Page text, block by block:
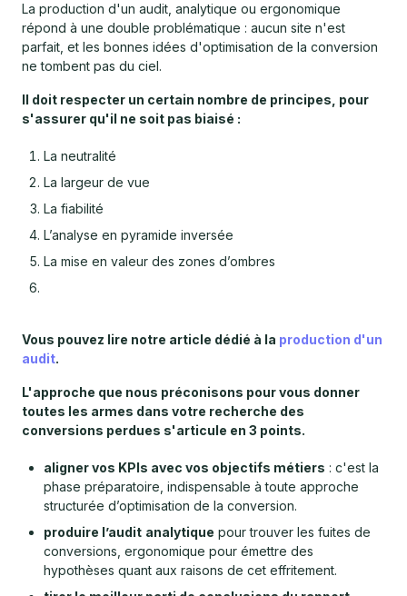
La production d'un audit, analytique ou ergonomique
répond à une double problématique : aucun site n'est
parfait, et les bonnes idées d'optimisation de la conversion
ne tombent pas du ciel.
Il doit respecter un certain nombre de principes, pour
s'assurer qu'il ne soit pas biaisé :
La neutralité
La largeur de vue
La fiabilité
L’analyse en pyramide inversée
La mise en valeur des zones d’ombres
Vous pouvez lire notre article dédié à la production d'un
audit.
L'approche que nous préconisons pour vous donner
toutes les armes dans votre recherche des
conversions perdues s'articule en 3 points.
aligner vos KPIs avec vos objectifs métiers : c'est la
phase préparatoire, indispensable à toute approche
structurée d’optimisation de la conversion.
produire l’audit analytique pour trouver les fuites de
conversions, ergonomique pour émettre des
hypothèses quant aux raisons de cet effritement.